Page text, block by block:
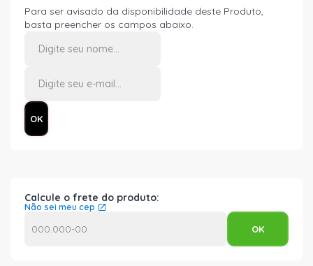
Para ser avisado da disponibilidade deste Produto,
basta preencher os campos abaixo.
Calcule o frete do produto:
Não sei meu cep